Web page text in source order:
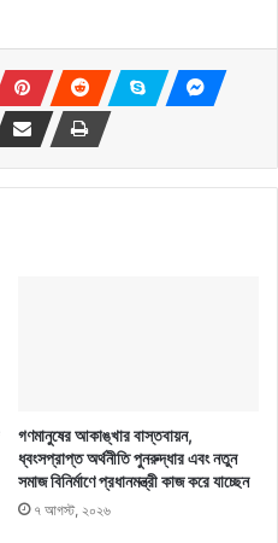
গণমানুষের আকাঙ্খার বাস্তবায়ন,
ধ্বংসপ্রাপ্ত অর্থনীতি পুনরুদ্ধার এবং নতুন
সমাজ বিনির্মাণে প্রধানমন্ত্রী কাজ করে যাচ্ছেন
৭ আগস্ট, ২০২৬